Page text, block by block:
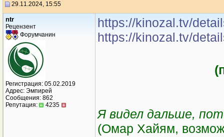
29.11.2024, 15:55
ntr
Рецензент
Форумчанин
Регистрация: 05.02.2019
Адрес: Эмпирей
Сообщения: 862
Репутация:
4235
https://kinozal.tv/
https://kinozal.tv/
Я видел дальше,
(Омар Хайям,